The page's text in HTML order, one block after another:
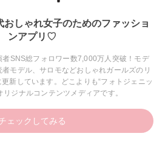
おしゃれ女子のためのファッショ
ンアプリ♡
SNS総フォロワー数7,000万人突破！モデ
モデル、サロモなどおしゃれガールズのリ
新しています。どこよりも“フォトジェニッ
リジナルコンテンツメディアです。
ェックしてみる